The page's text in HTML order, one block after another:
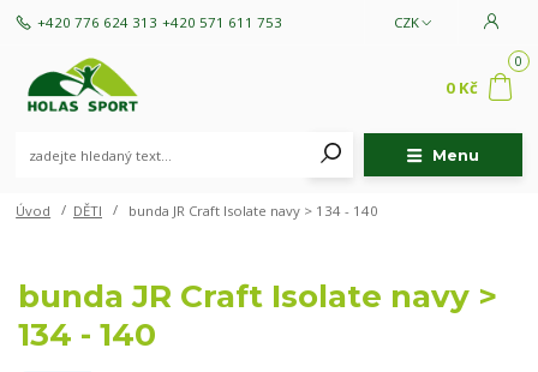
Menu
CZK
+420 776 624 313 +420 571 611 753
0
0 Kč
Úvod DĚTI bunda JR Craft Isolate navy > 134 - 140
bunda JR Craft Isolate navy >
134 - 140